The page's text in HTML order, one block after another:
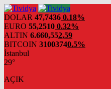
evden
eve
nakliyat
DOLAR 47,7436 0.18%
EURO 55,2510 0.32%
ALTIN 6.660,552,59
BITCOIN 31003740.5%
İstanbul
29°
AÇIK